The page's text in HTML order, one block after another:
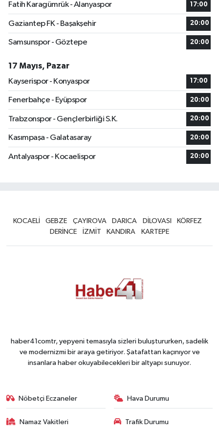
Fatih Karagümrük - Alanyaspor
17:00
Gaziantep FK - Başakşehir 20:00
Samsunspor - Göztepe 20:00
17 Mayıs, Pazar
Kayserispor - Konyaspor
17:00
Fenerbahçe - Eyüpspor 20:00
Trabzonspor - Gençlerbirliği S.K. 20:00
Kasımpaşa - Galatasaray 20:00
Antalyaspor - Kocaelispor 20:00
KOCAELİ GEBZE ÇAYIROVA DARICA DİLOVASI
KÖRFEZ
DERİNCE
İZMİT KANDIRA KARTEPE
haber41comtr, yepyeni temasıyla sizleri buluştururken, sadelik
ve modernizmi bir araya getiriyor. Şatafattan kaçınıyor ve
insanlara haber okuyabilecekleri bir altyapı sunuyor.
Nöbetçi Eczaneler Hava Durumu
Namaz Vakitleri Trafik Durumu